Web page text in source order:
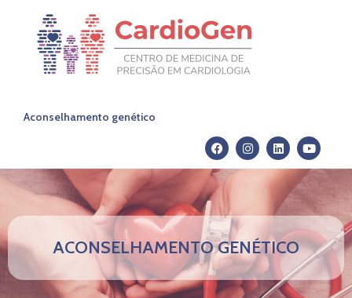
Aconselhamento genético
ACONSELHAMENTO GENÉTICO